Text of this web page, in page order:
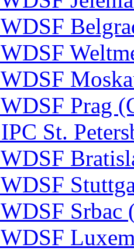
Prag
St.
Srbac